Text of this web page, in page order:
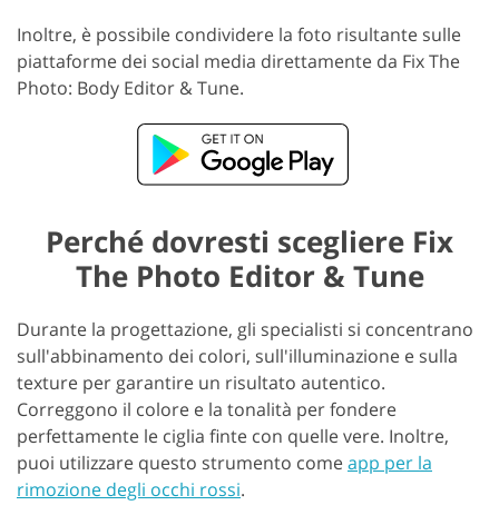
Inoltre, è possibile condividere la foto risultante sulle
piattaforme dei social media direttamente da Fix The
Photo: Body Editor & Tune.
Perché dovresti scegliere Fix
The Photo Editor & Tune
Durante la progettazione, gli specialisti si concentrano
sull'abbinamento dei colori, sull'illuminazione e sulla
texture per garantire un risultato autentico.
Correggono il colore e la tonalità per fondere
perfettamente le ciglia finte con quelle vere. Inoltre,
puoi utilizzare questo strumento comeapp per la
rimozione degli occhi rossi.